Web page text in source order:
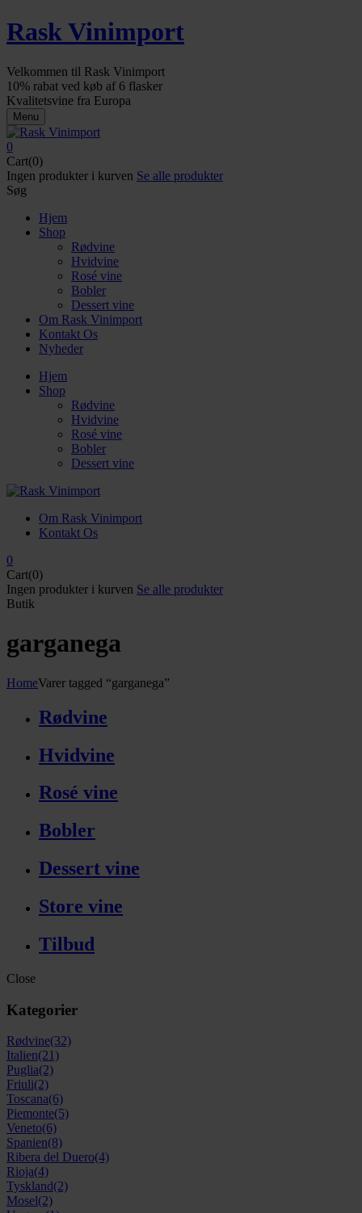
Rask Vinimport
Velkommen til Rask Vinimport
10% rabat ved køb af 6 flasker
Kvalitetsvine fra Europa
Menu
0
Cart(0)
Ingen produkter i kurven Se alle produkter
Søg
Hjem
Shop
Rødvine
Hvidvine
Rosé vine
Bobler
Dessert vine
Om Rask Vinimport
Kontakt Os
Nyheder
Hjem
Shop
Rødvine
Hvidvine
Rosé vine
Bobler
Dessert vine
Om Rask Vinimport
Kontakt Os
0
Cart(0)
Ingen produkter i kurven Se alle produkter
Butik
garganega
HomeVarer tagged “garganega”
Rødvine
Hvidvine
Rosé vine
Bobler
Dessert vine
Store vine
Tilbud
Close
Kategorier
Rødvine(32)
Italien(21)
Puglia(2)
Friuli(2)
Toscana(6)
Piemonte(5)
Veneto(6)
Spanien(8)
Ribera del Duero(4)
Rioja(4)
Tyskland(2)
Mosel(2)